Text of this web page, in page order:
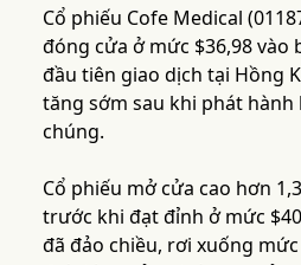
Cổ phiếu Cofe Medical
đóng cửa ở mức $36,98
đầu tiên giao dịch tại Hồng
tăng sớm sau khi phát hành
chúng.
Cổ phiếu mở cửa cao hơn
trước khi đạt đỉnh ở mức
đã đảo chiều, rơi xuống